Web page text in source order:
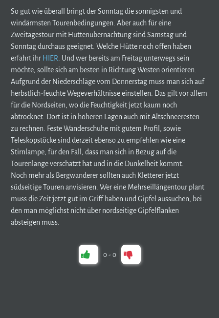
So gut wie überall bringt der Sonntag die sonnigsten und
windärmsten Tourenbedingungen. Aber auch für eine
Zweitagestour mit Hüttenübernachtung sind Samstag und
Sonntag durchaus geeignet. Welche Hütte noch offen haben
erfahrt ihr HIER. Und wer bereits am Freitag unterwegs sein
möchte, sollte sich am besten in Richtung Westen orientieren.
Aufgrund der Niederschläge vom Donnerstag muss man sich auf
herbstlich-feuchte Wegeverhältnisse einstellen. Das gilt vor allem
für die Nordseiten, wo die Feuchtigkeit jetzt kaum noch
abtrocknet. Dort ist in höheren Lagen auch mit Altschneeresten
zu rechnen. Feste Wanderschuhe mit gutem Profil, sowie
Teleskopstöcke sind derzeit ebenso zu empfehlen wie eine
Stirnlampe, für den Fall, dass man sich in Bezug auf die
Tourenlänge verschätzt hat und in die Dunkelheit kommt.
Noch mehr als Bergwanderer sollten auch Kletterer jetzt
südseitige Touren anvisieren. Wer eine Mehrseillängentour plant
muss die Zeit jetzt gut im Griff haben und Gipfel aussuchen, bei
den man möglichst nicht über nordseitige Gipfelflanken
absteigen muss.
0 - 0